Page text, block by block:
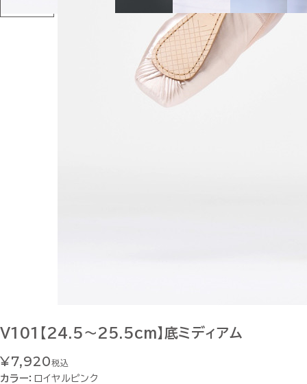
V101【24.5～25.5cm】底ミディアム
¥7,920税込
カラー： ロイヤルピンク